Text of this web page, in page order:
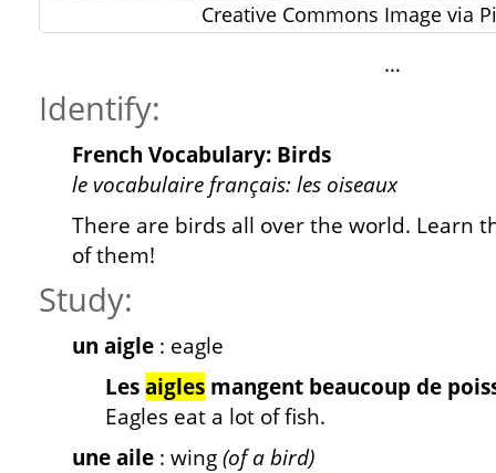
Creative Commons Image via
…
Identify:
French Vocabulary: Birds
le vocabulaire français: les oiseaux
There are birds all over the world. Learn
of them!
Study:
un aigle : eagle
Lesaigles mangent beaucoup de
Eagles eat a lot of fish.
une aile : wing(of a bird)